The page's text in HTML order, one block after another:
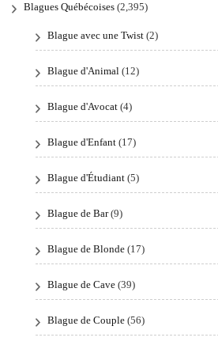
Blagues Québécoises (2,395)
Blague avec une Twist (2)
Blague d'Animal (12)
Blague d'Avocat (4)
Blague d'Enfant (17)
Blague d'Étudiant (5)
Blague de Bar(9)
Blague de Blonde (17)
Blague de Cave (39)
Blague de Couple (56)